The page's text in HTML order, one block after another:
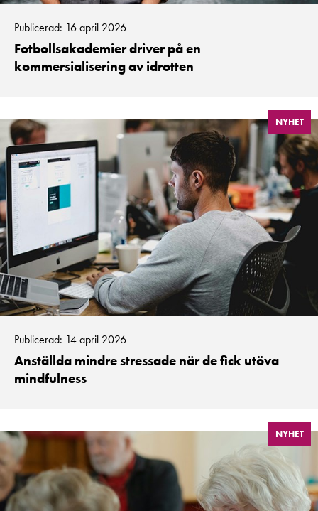
Publicerad: 16 april 2026
Fotbollsakademier driver på en
kommersialisering av idrotten
NYHET
Publicerad: 14 april 2026
Anställda mindre stressade när de fick utöva
mindfulness
NYHET